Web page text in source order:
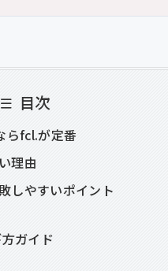
目次
らfcl.が定番
理由
しやすいポイント
ガイド